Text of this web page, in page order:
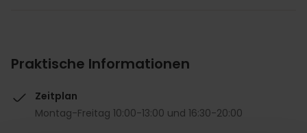
Praktische Informationen
Zeitplan
Montag-Freitag 10:00-13:00 und 16:30-20:00